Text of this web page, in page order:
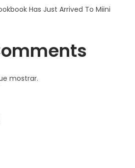
Has Just Arrived To Miini
mostrar.